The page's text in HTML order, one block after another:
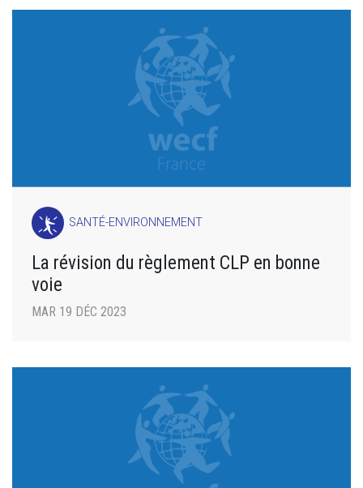
SANTÉ-ENVIRONNEMENT
La révision du règlement CLP en bonne
voie
MAR 19 DÉC 2023